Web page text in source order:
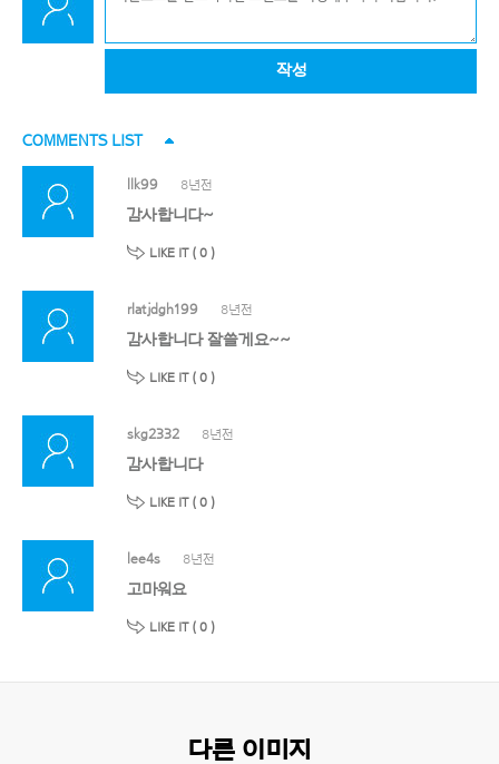
작성
COMMENTS LIST
llk99 8년전
감사합니다~
LIKE IT ( 0 )
rlatjdgh199 8년전
감사합니다 잘쓸게요~~
LIKE IT ( 0 )
skg2332 8년전
감사합니다
LIKE IT ( 0 )
lee4s 8년전
고마워요
LIKE IT ( 0 )
다른 이미지